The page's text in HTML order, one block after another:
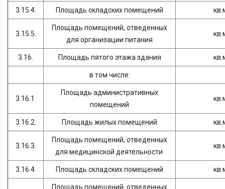
3.15.4. Площадь складских помещений
3.15.5.
Площадь помещений, отведенных
для организации питания
3.16. Площадь пятого этажа здания
в том числе:
3.16.1.
Площадь административных
помещений
3.16.2. Площадь жилых помещений
3.16.3.
Площадь помещений, отведенных
для медицинской деятельности
3.16.4. Площадь складских помещений
Площадь помещений, отведенных